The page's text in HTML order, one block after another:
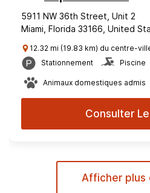
5911 NW 36th Street, Unit 2
Miami, Florida 33166, United
12.32 mi (19.83 km) du centre-
Stationnement
Piscine
Animaux domestiques admis
Consulter
Afficher plus